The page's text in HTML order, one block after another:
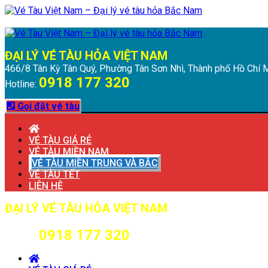
Chuyển
nội
Menu
Đóng
ĐẠI LÝ VÉ TÀU HỎA VIỆT NAM
466/8 Tân Kỳ Tân Quý, Phường Tân Sơn Nhì, Thành phố Hồ Chí
Hotline: 0918 177 320
Gọi đặt vé tàu
VÉ TÀU GIÁ RẺ
VÉ TÀU MIỀN NAM
VÉ TÀU MIỀN TRUNG VÀ BẮC
VÉ TÀU TẾT
LIÊN HỆ
ĐẠI LÝ VÉ TÀU HỎA VIỆT NAM
0918 177 320